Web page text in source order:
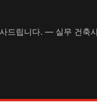
드립니다. — 실무 건축